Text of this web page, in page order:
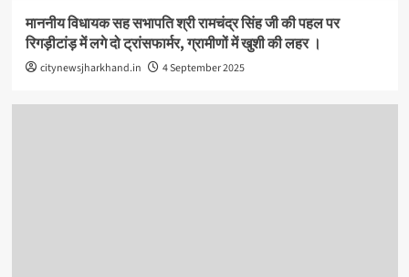
माननीय विधायक सह सभापति श्री रामचंद्र सिंह जी की पहल पर
रिगड़ीटांड़ में लगे दो ट्रांसफार्मर, ग्रामीणों में खुशी की लहर ।
citynewsjharkhand.in 4 September 2025